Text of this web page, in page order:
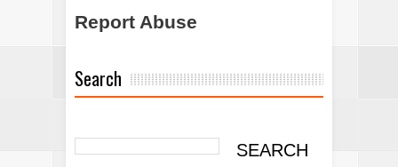
Report Abuse
Search